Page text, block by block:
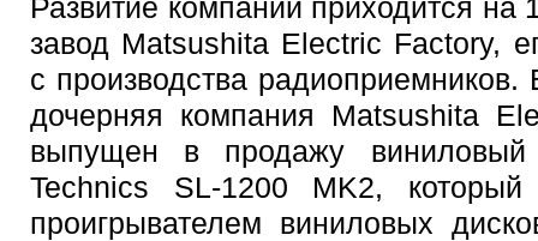
Развитие компании приходится на
завод Matsushita Electric Factory,
с производства
дочерняя компания Matsushita
выпущен в продажу виниловый
Technics SL-1200 MK2,
проигрывателем виниловых